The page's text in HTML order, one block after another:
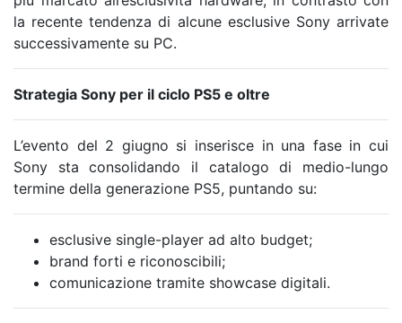
la recente tendenza di alcune esclusive Sony arrivate
successivamente su PC.
Strategia Sony per il ciclo PS5 e oltre
L’evento del 2 giugno si inserisce in una fase in cui
Sony sta consolidando il catalogo di medio-lungo
termine della generazione PS5, puntando su:
esclusive single-player ad alto budget;
brand forti e riconoscibili;
comunicazione tramite showcase digitali.